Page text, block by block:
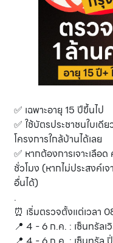
✅ เฉพาะอายุ 15 ปีขึ้นไป
✅ ใช้บัตรประชาชนใบเดี
โครงการใกล้บ้านได้เลย
✅ หากต้องการเจาะเลื
ชั่วโมง (หากไม่ประสงค์เ
อื่นได้)
.
⏰ เริ่มตรวจตั้งแต่เวลา
📍 4 - 6 ก.ค. : เซ็นทรัล